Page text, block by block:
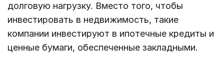
долговую нагрузку. Вместо того, чтобы
инвестировать в недвижимость, такие
компании инвестируют в ипотечные кредиты и
ценные бумаги, обеспеченные закладными.